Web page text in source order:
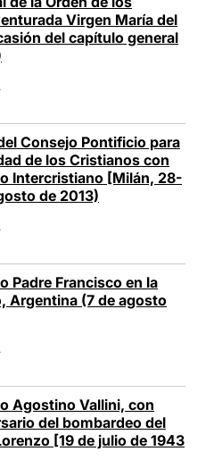
Virgen María del
del capítulo general
Consejo Pontificio para
de los Cristianos con
Intercristiano [Milán, 28-
de 2013)
Padre Francisco en la
Argentina (7 de agosto
Agostino Vallini, con
del bombardeo del
[19 de julio de 1943